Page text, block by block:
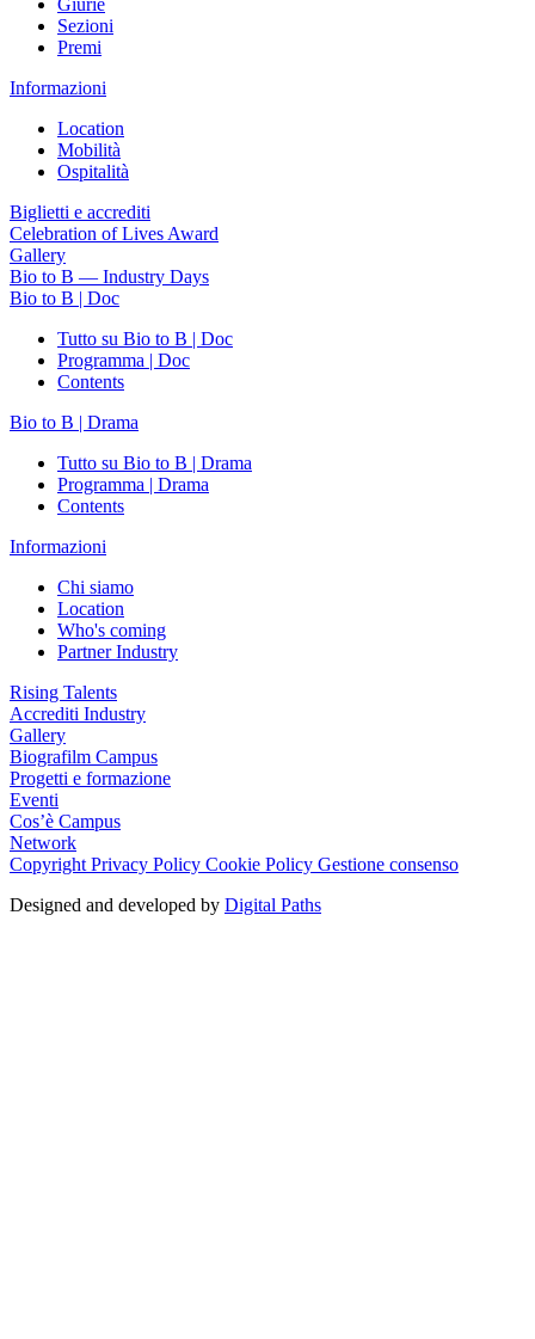
Sezioni
Premi
Informazioni
Location
Mobilità
Ospitalità
Biglietti e accrediti
Celebration of Lives Award
Gallery
Bio to B — Industry Days
Bio to B | Doc
Tutto su Bio to B | Doc
Programma | Doc
Contents
Bio to B | Drama
Tutto su Bio to B | Drama
Programma | Drama
Contents
Informazioni
Chi siamo
Location
Who's coming
Partner Industry
Rising Talents
Accrediti Industry
Gallery
Biografilm Campus
Progetti e formazione
Eventi
Cos’è Campus
Network
Copyright Privacy Policy Cookie Policy Gestione consenso
Designed and developed by Digital Paths